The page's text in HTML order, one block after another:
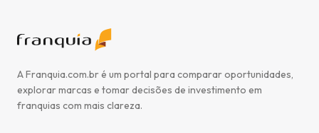
A Franquia.com.br é um portal para comparar oportunidades,
explorar marcas e tomar decisões de investimento em
franquias com mais clareza.